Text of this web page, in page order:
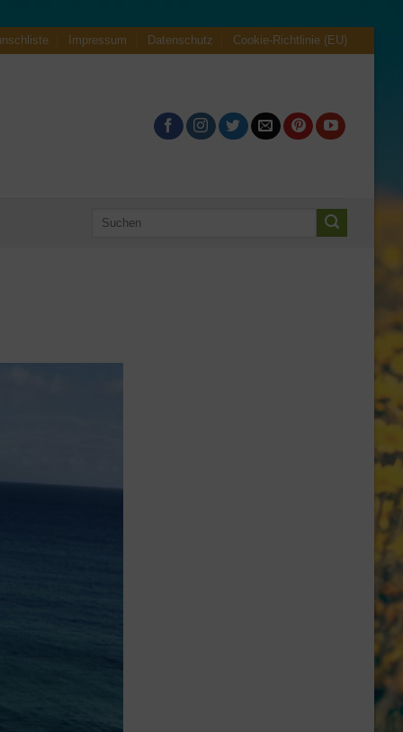
Impressum Datenschutz Cookie-Richtlinie (EU)
Suche